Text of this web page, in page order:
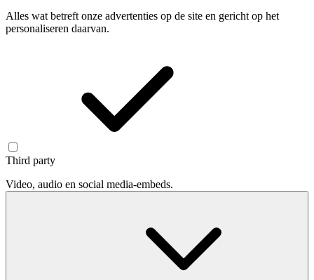
Alles wat betreft onze advertenties op de site en gericht op het
personaliseren daarvan.
Third party
Video, audio en social media-embeds.